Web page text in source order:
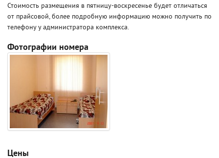
Стоимость размещения в пятницу-воскресенье будет отличаться
от прайсовой, более подробную информацию можно получить по
телефону у администратора комплекса.
Фотографии номера
Цены